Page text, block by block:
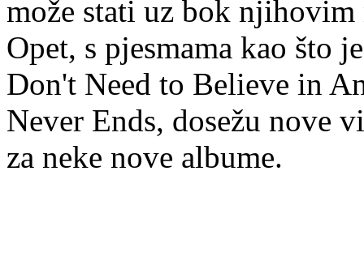
može stati uz bok
Opet, s pjesmama kao što
Don't Need to Believe in
Never Ends, dosežu nove
za neke nove albume.